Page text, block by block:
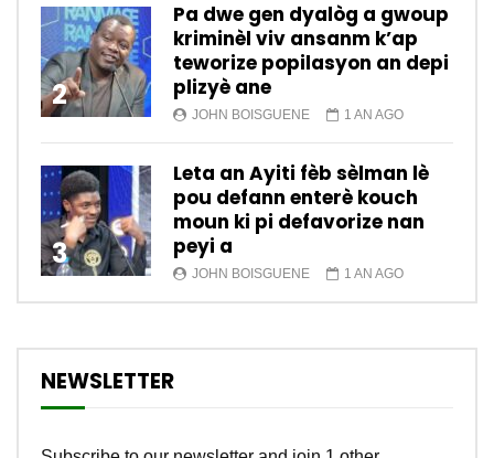
2
Pa dwe gen dyalòg a gwoup
kriminèl viv ansanm k’ap
teworize popilasyon an depi
plizyè ane
JOHN BOISGUENE 1 AN AGO
3
Leta an Ayiti fèb sèlman lè
pou defann enterè kouch
moun ki pi defavorize nan
peyi a
JOHN BOISGUENE 1 AN AGO
NEWSLETTER